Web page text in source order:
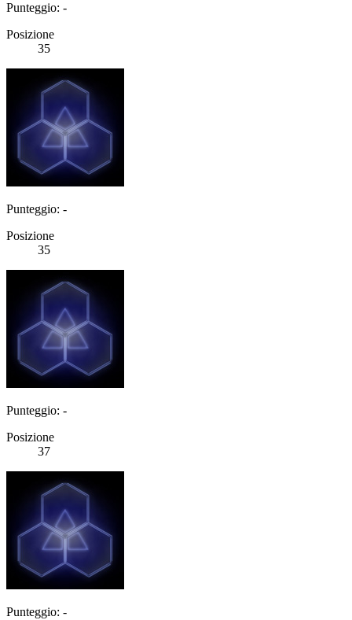
Punteggio: -
Posizione
35
Punteggio: -
Posizione
35
Punteggio: -
Posizione
37
Punteggio: -